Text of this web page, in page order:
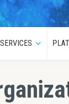
SERVICES Submenu